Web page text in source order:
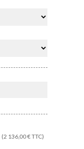
(2 136,00€ TTC)